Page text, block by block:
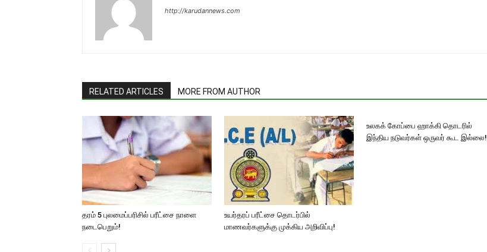
http://karudannews.com
RELATED ARTICLES MORE FROM AUTHOR
தரம் 5 புலமைப்பரிசில் பரீட்சை நாளை
நடைபெறும்!
உயர்தரப் பரீட்சை தொடர்பில்
மாணவர்களுக்கு முக்கிய அறிவிப்பு!
உலகக் கோப்பை ஹாக்கி தொடரில்
இந்திய நடுவர்கள் ஒருவர் கூட இல்லை!